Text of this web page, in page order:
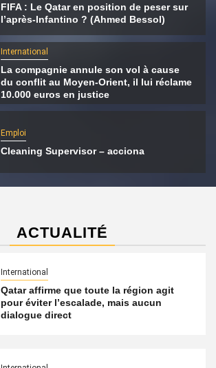
FIFA : Le Qatar en position de peser sur
l’après-Infantino ? (Ahmed Bessol)
International
La compagnie annule son vol à cause
du conflit au Moyen-Orient, il lui réclame
10.000 euros en justice
Emploi
Cleaning Supervisor – acciona
ACTUALITÉ
International
Qatar affirme que toute la région agit
pour éviter l’escalade, mais aucun
dialogue direct